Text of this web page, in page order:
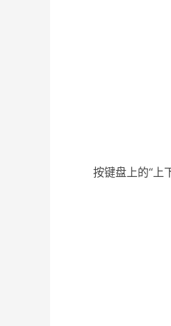
按键盘上的“上